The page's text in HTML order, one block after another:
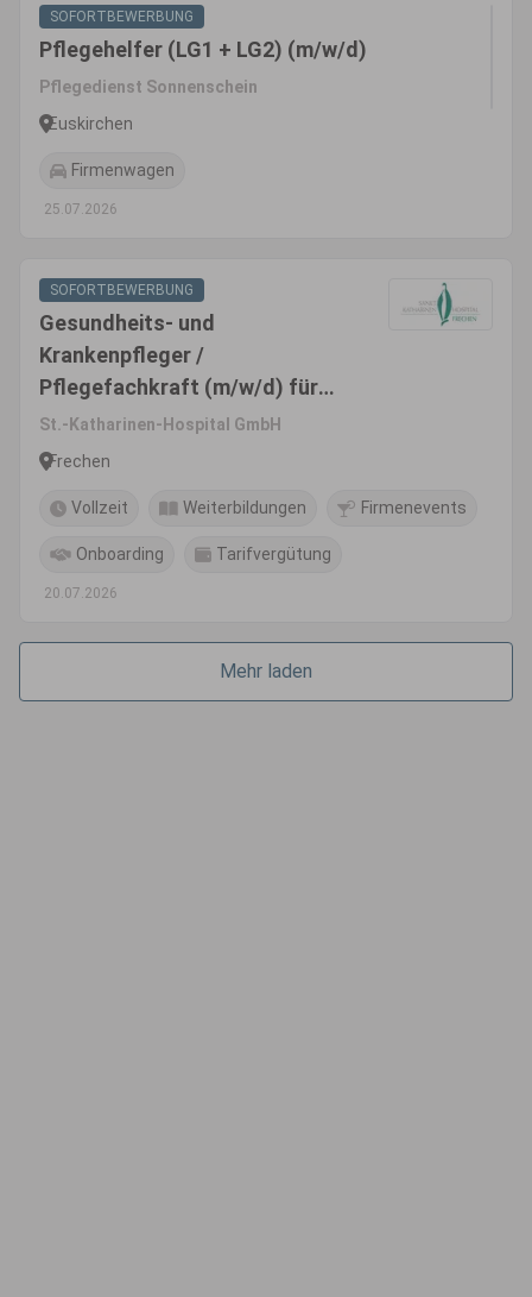
SOFORTBEWERBUNG
Pflegehelfer (LG1 + LG2) (m/w/d)
Pflegedienst Sonnenschein
Euskirchen
Firmenwagen
25.07.2026
SOFORTBEWERBUNG
Gesundheits- und
Krankenpfleger /
Pflegefachkraft (m/w/d) für
die Intensivstation
St.-Katharinen-Hospital GmbH
Frechen
Vollzeit Weiterbildungen Firmenevents
Onboarding Tarifvergütung
20.07.2026
Mehr laden